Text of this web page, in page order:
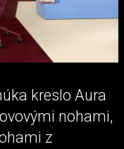
kreslo Aura
nohami,
z